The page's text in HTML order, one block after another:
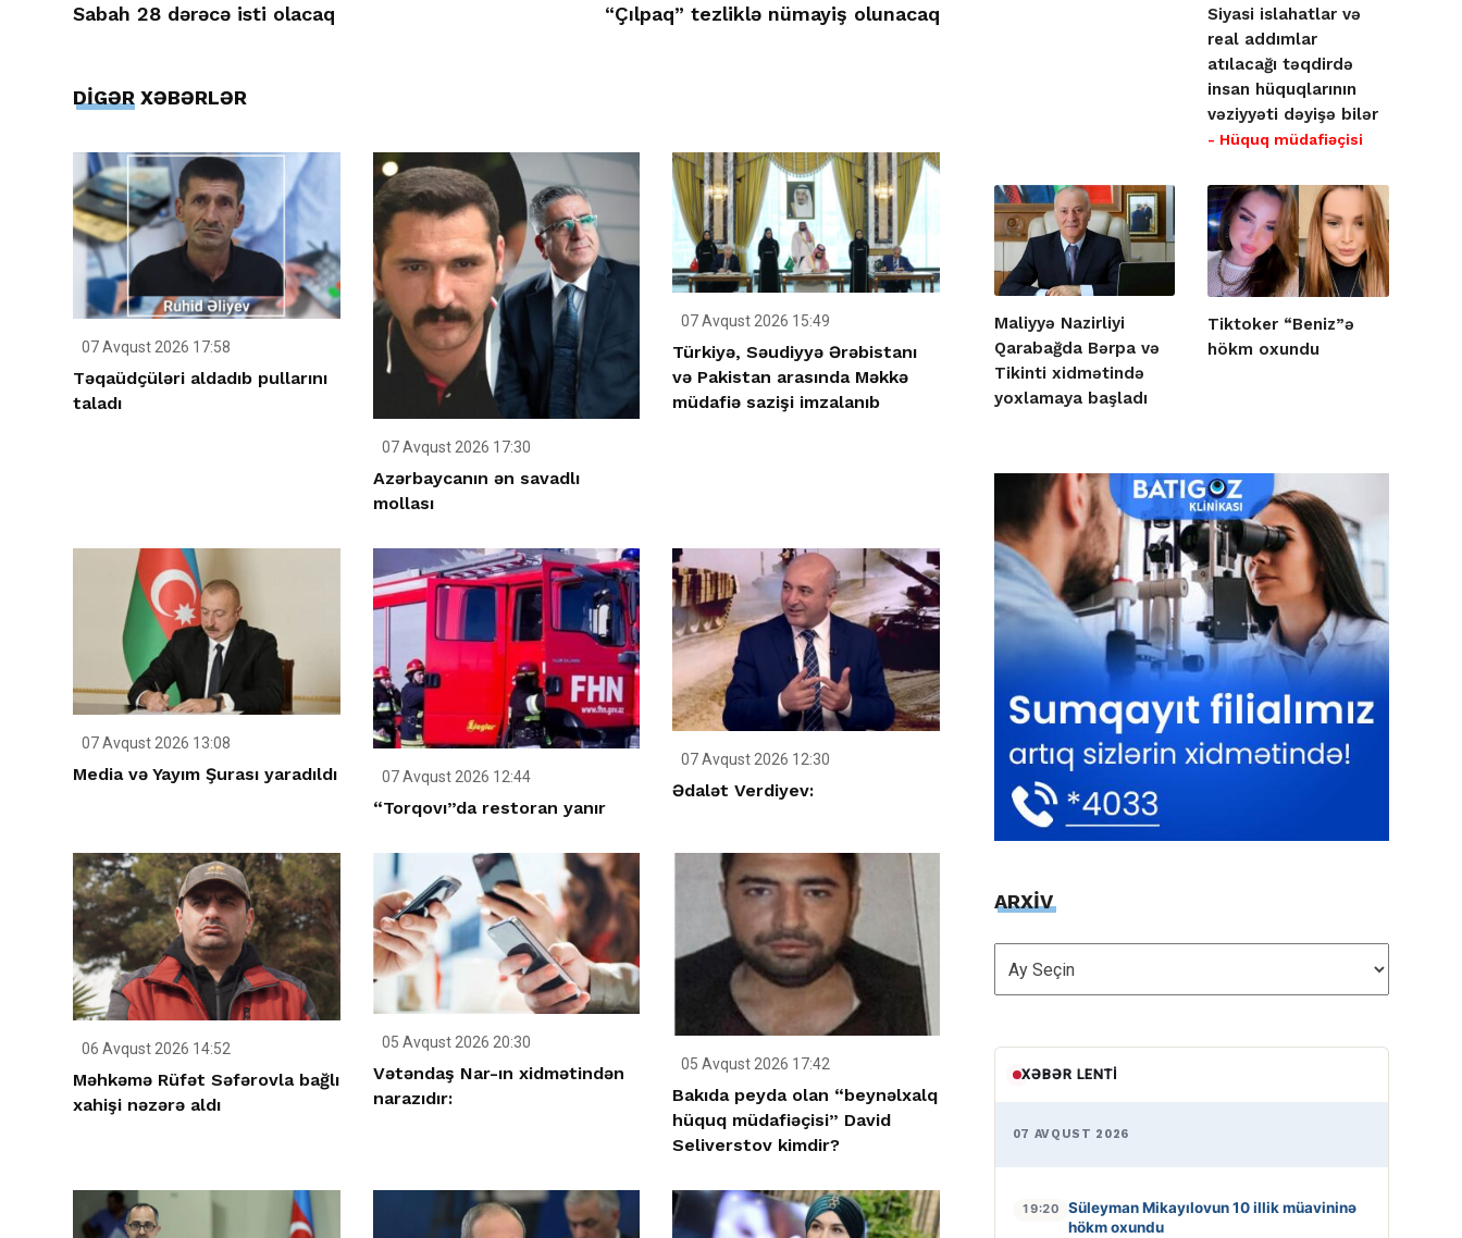
Sabah 28 dərəcə isti olacaq “Çılpaq” tezliklə nümayiş olunacaq
DİGƏR XƏBƏRLƏR
07 Avqust 2026 17:58
Təqaüdçüləri aldadıb pullarını
taladı
07 Avqust 2026 17:30
Azərbaycanın ən savadlı
mollası
07 Avqust 2026 15:49
Türkiyə, Səudiyyə Ərəbistanı
və Pakistan arasında Məkkə
müdafiə sazişi imzalanıb
07 Avqust 2026 13:08
Media və Yayım Şurası yaradıldı 07 Avqust 2026 12:44
“Torqovı”da restoran yanır
07 Avqust 2026 12:30
Ədalət Verdiyev:
06 Avqust 2026 14:52
Məhkəmə Rüfət Səfərovla bağlı
xahişi nəzərə aldı
05 Avqust 2026 20:30
Vətəndaş Nar-ın xidmətindən
narazıdır:
05 Avqust 2026 17:42
Bakıda peyda olan “beynəlxalq
hüquq müdafiəçisi” David
Seliverstov kimdir?
Siyasi islahatlar və
real addımlar
atılacağı təqdirdə
insan hüquqlarının
vəziyyəti dəyişə bilər
- Hüquq müdafiəçisi
Maliyyə Nazirliyi
Qarabağda Bərpa və
Tikinti xidmətində
yoxlamaya başladı
Tiktoker “Beniz”ə
hökm oxundu
ARXİV
ARXİV
XƏBƏR LENTI
07 AVQUST 2026
19:20
Süleyman Mikayılovun 10 illik müavininə
hökm oxundu